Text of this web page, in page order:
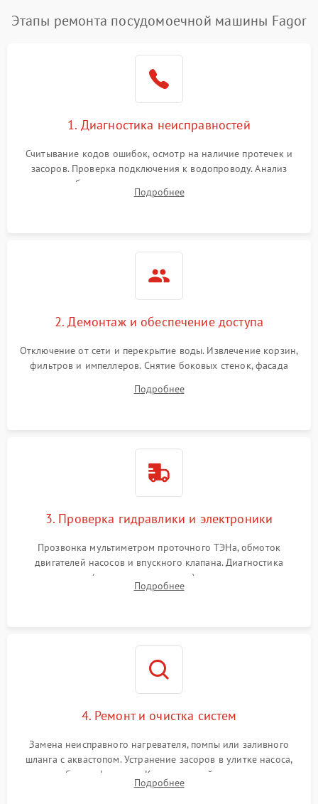
Этапы ремонта посудомоечной машины Fagor
1. Диагностика неисправностей
Считывание кодов ошибок, осмотр на наличие протечек и
засоров. Проверка подключения к водопроводу. Анализ
жалоб на отсутствие слива, нагрева, вращения
разбрызгивателей или срабатывание системы защиты
Подробнее
2. Демонтаж и обеспечение доступа
Отключение от сети и перекрытие воды. Извлечение корзин,
фильтров и импеллеров. Снятие боковых стенок, фасада
циркуляционному насосу, ТЭНу и сливной помпе.
Подробнее
3. Проверка гидравлики и электроники
Прозвонка мультиметром проточного ТЭНа, обмоток
двигателей насосов и впускного клапана. Диагностика
прессостата (датчика уровня воды), датчика мутности,
концевика дверцы и электронного модуля управления.
Подробнее
4. Ремонт и очистка систем
Замена неисправного нагревателя, помпы или заливного
шланга с аквастопом. Устранение засоров в улитке насоса,
патрубках и фильтрах. Компонентный ремонт платы
управления, восстановление поврежденной проводки.
Подробнее